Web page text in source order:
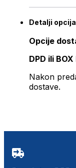
Detalji
Opcije
DPD ili
Nakon
dostave.